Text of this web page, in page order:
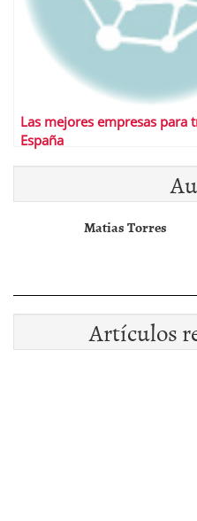
Las mejores empresas para
España
Matias Torres
Artículos